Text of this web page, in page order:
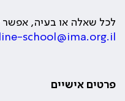
לכל שאלה או בעיה, אפשר
school@ima.org.il
פרטים אישיים